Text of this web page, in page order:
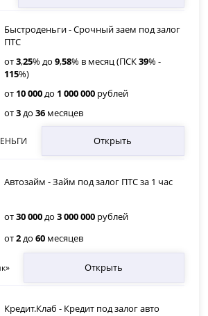
Быстроденьги - Срочный заем под залог
ПТС
от3,25% до9,58% в месяц (ПСК39% -
115%)
от 10 000до 1 000 000 рублей
от3до36 месяцев
Открыть
Автозайм - Займ под залог ПТС за 1 час
от30 000 до3 000 000 рублей
от2до60 месяцев
Открыть
Кредит.Клаб - Кредит под залог авто